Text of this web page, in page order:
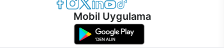
Casper Facebook
Casper Instagram
Casper Twitter
Casper LinkedIn
Casper YouTube
Casper TikTok
Mobil Uygulama